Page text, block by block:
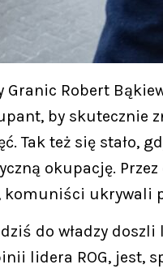
Granic Robert
by
Tak też się stało,
okupację.
komuniści ukrywali
dziś do władzy
lidera ROG, jest,